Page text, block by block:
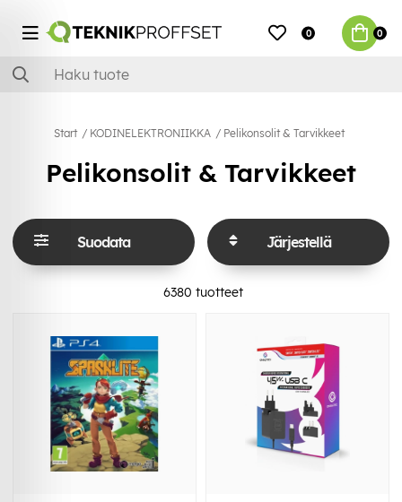
0 0
Start KODINELEKTRONIIKKA Pelikonsolit & Tarvikkeet
Pelikonsolit & Tarvikkeet
Suodata Järjestellä
6380 tuotteet